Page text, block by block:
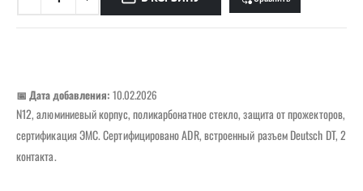
📅 Дата добавления: 10.02.2026
N12, алюминиевый корпус, поликарбонатное стекло, защита от прожекторов,
сертификация ЭМС. Сертифицировано ADR, встроенный разъем Deutsch DT, 2
контакта.